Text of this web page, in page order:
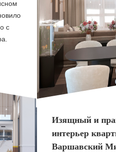
с
Изящный и
интерьер
Варшавский